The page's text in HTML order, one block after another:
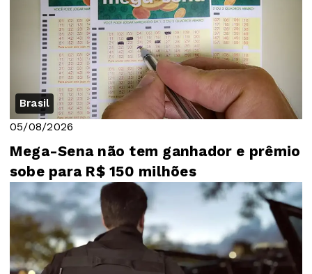
Brasil
05/08/2026
Mega-Sena não tem ganhador e prêmio
sobe para R$ 150 milhões